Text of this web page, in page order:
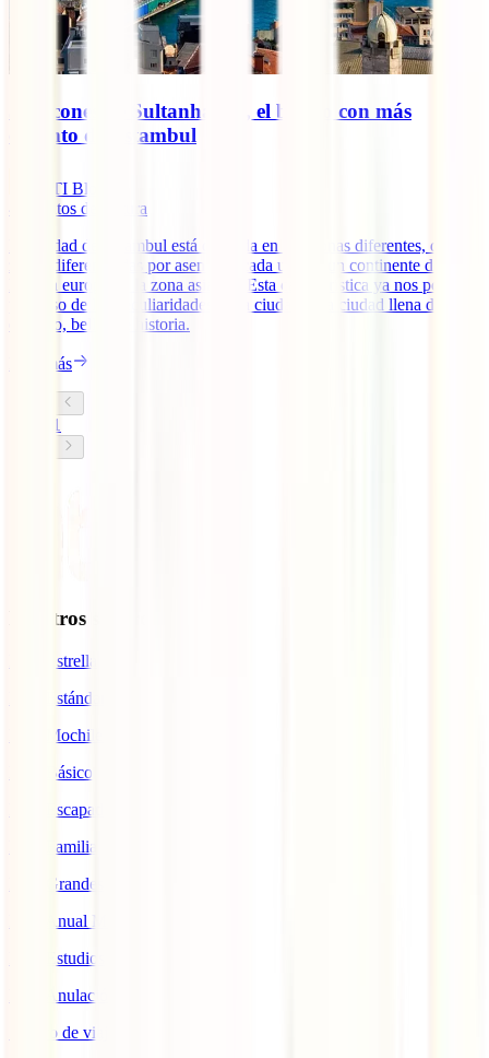
5 rincones de Sultanhamet, el barrio con más
encanto de Estambul
IATI Blog
minutos de lectura
La ciudad de Estambul está dividida en dos zonas diferentes, dos
zonas diferenciadas por asentarse cada una en un continente distinto:
la zona europea y la zona asiática. Esta característica ya nos pone en
preaviso de las peculiaridades de la ciudad, una ciudad llena de
encanto, belleza e historia.
Leer más
1
Nuestros seguros
IATI Estrella
IATI Estándar
IATI Mochilero
IATI Básico
IATI Escapadas
IATI Familia
IATI Grandes Viajeros
IATI Anual Multiviaje
IATI Estudios
IATI Anulación Premium
Seguro de viaje COVID